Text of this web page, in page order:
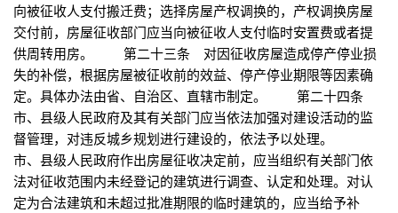
向被征收人支付搬迁费；选择房屋产权调换的，产权调换房屋
交付前，房屋征收部门应当向被征收人支付临时安置费或者提
供周转用房。 第二十三条 对因征收房屋造成停产停业损
失的补偿，根据房屋被征收前的效益、停产停业期限等因素确
定。具体办法由省、自治区、直辖市制定。 第二十四条
市、县级人民政府及其有关部门应当依法加强对建设活动的监
督管理，对违反城乡规划进行建设的，依法予以处理。
市、县级人民政府作出房屋征收决定前，应当组织有关部门依
法对征收范围内未经登记的建筑进行调查、认定和处理。对认
定为合法建筑和未超过批准期限的临时建筑的，应当给予补